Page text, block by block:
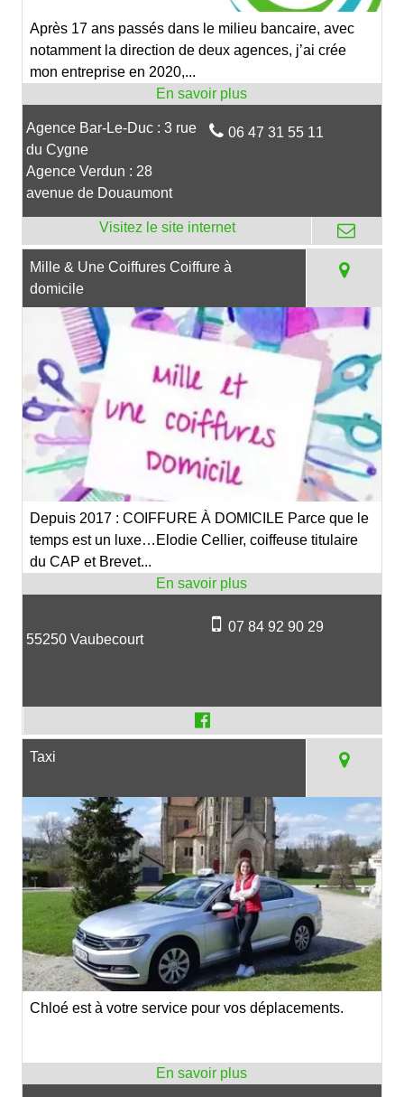
Après 17 ans passés dans le milieu bancaire, avec
notamment la direction de deux agences, j’ai crée
mon entreprise en 2020,...
Agence Bar-Le-Duc : 3 rue
du Cygne
Agence Verdun : 28
avenue de Douaumont
06 47 31 55 11
Mille & Une Coiffures Coiffure à
domicile
Depuis 2017 : COIFFURE À DOMICILE Parce que le
temps est un luxe…Elodie Cellier, coiffeuse titulaire
du CAP et Brevet...
55250 Vaubecourt
07 84 92 90 29
Taxi
Chloé est à votre service pour vos déplacements.